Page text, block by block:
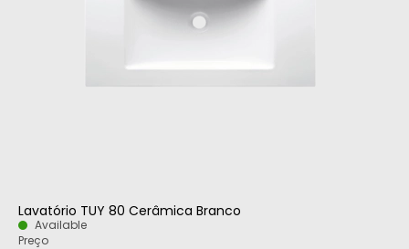
Lavatório TUY 80 Cerâmica Branco
Available
Preço